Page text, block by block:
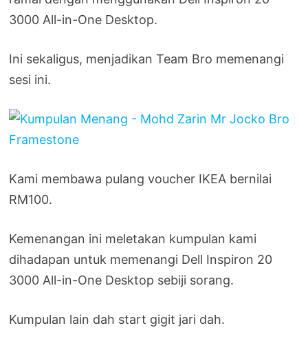
3000 All-in-One Desktop.
Ini sekaligus, menjadikan Team Bro memenangi
sesi ini.
Kami membawa pulang voucher IKEA bernilai
RM100.
Kemenangan ini meletakan kumpulan kami
dihadapan untuk memenangi Dell Inspiron 20
3000 All-in-One Desktop sebiji sorang.
Kumpulan lain dah start gigit jari dah.